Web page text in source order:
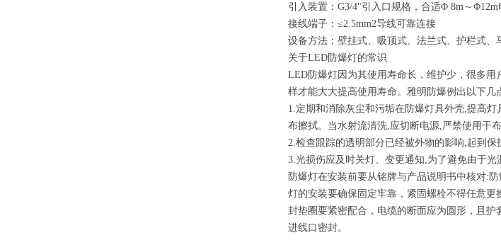
引入装置：G3/4"引入口规格，合适Φ 8m～Φ12m
接线端子：≤2.5mm2导线可靠连接
设备方法：壁挂式、吸顶式、法兰式、护栏式、
关于LED防爆灯的常识
LED防爆灯因为其使用寿命长，维护少，很多
样才能大大提高使用寿命。 雅明防爆例出以下几
1.定期和消除灰尘和污垢在防爆灯具外壳,提高
布擦拭。当水射流清洗,应切断电源,严禁使用干
2.检查跟踪的透明部分已经被外物的影响,起到
3.光损伤应及时关灯、变更通知,为了避免由于光
防爆灯在安装前要从铭牌与产品说明书中核对:
灯的安装要确保固定牢靠，紧固螺栓不得任意
封垫圈要紧密配合，电缆的断面应为圆形，且
进线口密封。